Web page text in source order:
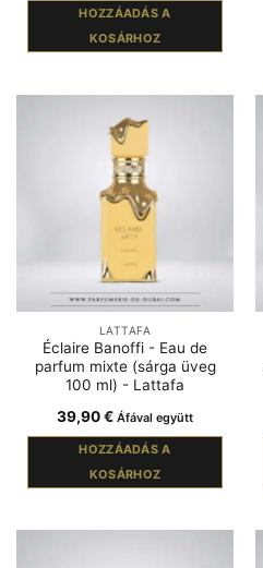
HOZZÁADÁS A
KOSÁRHOZ
LATTAFA
Éclaire Banoffi - Eau de
parfum mixte (sárga üveg
100 ml) - Lattafa
39,90€ Áfával együtt
HOZZÁADÁS A
KOSÁRHOZ